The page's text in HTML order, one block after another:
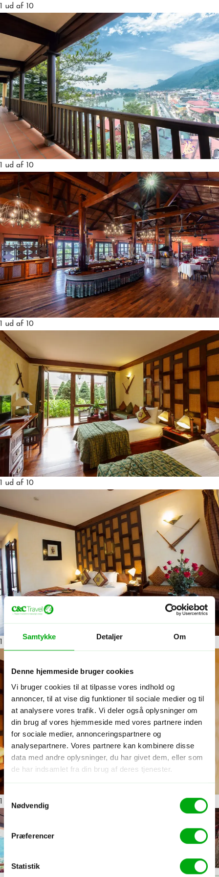
Samtykke Detaljer Om
Denne hjemmeside bruger cookies
Vi bruger cookies til at tilpasse vores indhold og
annoncer, til at vise dig funktioner til sociale medier og til
at analysere vores trafik. Vi deler også oplysninger om
din brug af vores hjemmeside med vores partnere inden
for sociale medier, annonceringspartnere og
analysepartnere. Vores partnere kan kombinere disse
data med andre oplysninger, du har givet dem, eller som
de har indsamlet fra din brug af deres tjenester.
Samtykkevalg
Nødvendig
Præferencer
Statistik
1 ud af 10
1 ud af 10
1 ud af 10
1 ud af 10
1 ud af 10
1 ud af 10